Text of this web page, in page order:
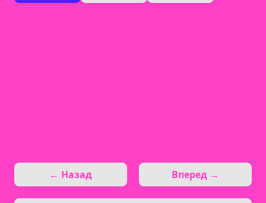
← Назад Вперед →